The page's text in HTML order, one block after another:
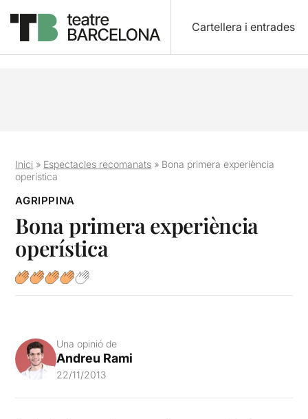
Cartellera i entrades
Inici » Espectacles recomanats » Bona primera experiència
operística
AGRIPPINA
Bona primera experiència
operística
Una opinió de
Andreu Rami
22/11/2013